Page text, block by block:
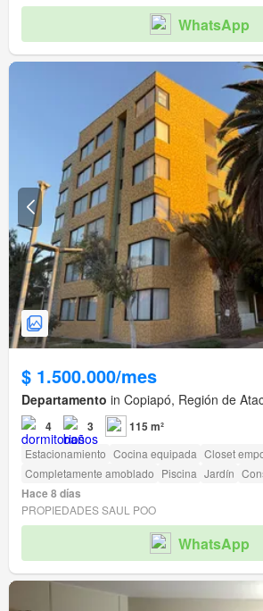
WhatsApp
$ 1.500.000/mes
Departamento in Copiapó, Región de
4 3 115 m²
Estacionamiento Cocina equipada Closet
Completamente amoblado Piscina Jardín
Hace 8 días
PROPIEDADES SAUL POO
WhatsApp